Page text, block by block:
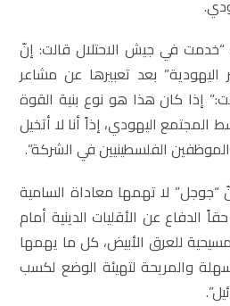
“خدمت في جيش الاحتلال قالت: إنّ
اليهودية” بعد تعبيرها عن مشاعر
إذا كان هذا هو نوع بنية القوة
اليهودي، إذاً أنا لا أتخيل
الفلسطينيين في الشركة”.
لا تهمها معاداة السامية
الدفاع عن الأقليات الدينية أمام
للعرق الأبيض، كل ما يهمها
والمريحة لتهيئة الوضع لكسب